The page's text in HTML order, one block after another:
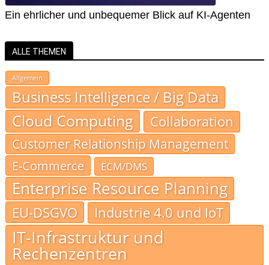
Ein ehrlicher und unbequemer Blick auf KI-Agenten
ALLE THEMEN
Allgemein
Business Intelligence / Big Data
Cloud Computing Collaboration
Customer Relationship Management
E-Commerce
ECM/DMS
Enterprise Resource Planning
EU-DSGVO Industrie 4.0 und IoT
IT-Infrastruktur und
Rechenzentren